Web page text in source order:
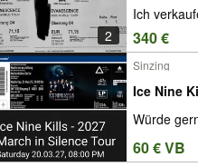
2
Ich
340 €
Sinzing
Ice Nine
Würde
60 € VB